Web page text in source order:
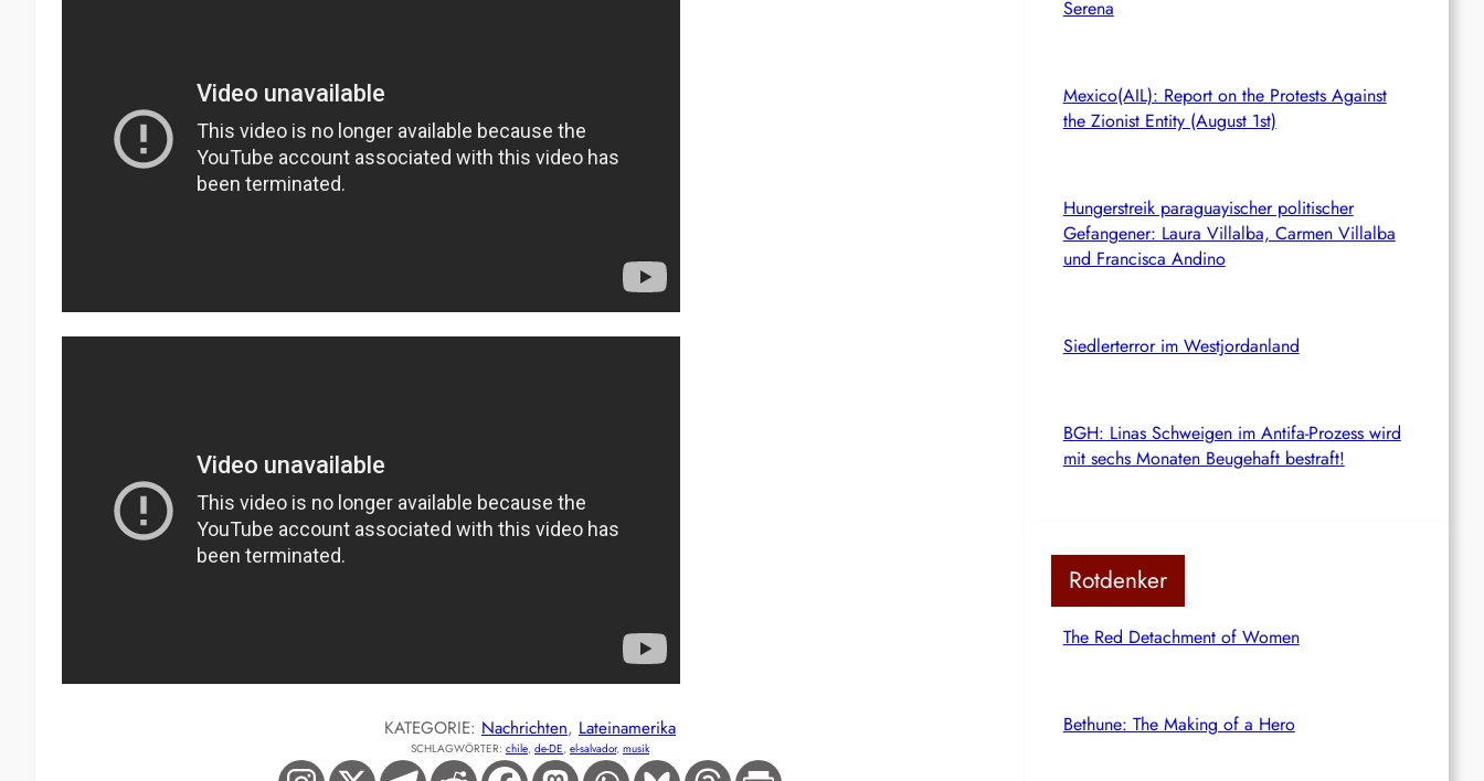
KATEGORIE: Nachrichten, Lateinamerika
SCHLAGWÖRTER: chile, de-DE, el-salvador, musik
Serena
Mexico(AIL): Report on the Protests Against
the Zionist Entity (August 1st)
Hungerstreik paraguayischer politischer
Gefangener: Laura Villalba, Carmen Villalba
und Francisca Andino
Siedlerterror im Westjordanland
BGH: Linas Schweigen im Antifa-Prozess wird
mit sechs Monaten Beugehaft bestraft!
Rotdenker
The Red Detachment of Women
Bethune: The Making of a Hero